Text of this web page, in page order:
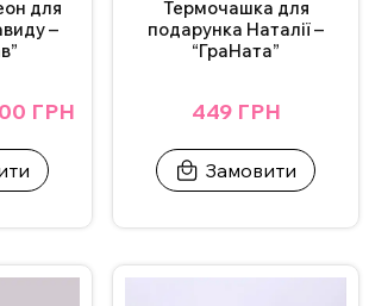
які дарують емоції, і не забувайте, що
святі – це ваші почуття.
створюйте незабутні моменти для своїх
для
–
ГРН
Термочашка для
подарунка Наталії –
“ГраНата”
449 ГРН
Замовити